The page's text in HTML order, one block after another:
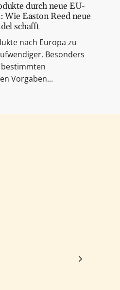
durch neue EU-
Wie Easton Reed neue
schafft
nach Europa zu
Besonders
bestimmten
Vorgaben...